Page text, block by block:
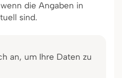
die Angaben in
sind.
an, um Ihre Daten zu